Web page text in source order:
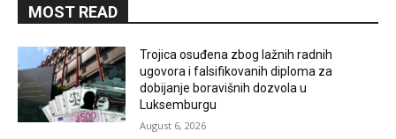
MOST READ
Trojica osuđena zbog lažnih radnih
ugovora i falsifikovanih diploma za
dobijanje boravišnih dozvola u
Luksemburgu
August 6, 2026